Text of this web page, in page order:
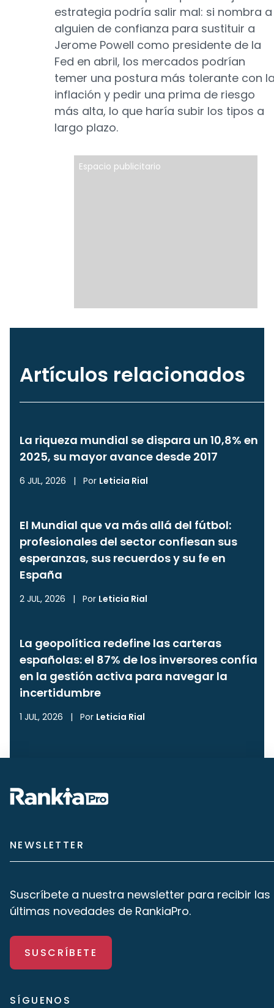
estrategia podría salir mal: si nombra a
alguien de confianza para sustituir a
Jerome Powell como presidente de la
Fed en abril, los mercados podrían
temer una postura más tolerante con
inflación y pedir una prima de riesgo
más alta, lo que haría subir los tipos a
largo plazo.
Espacio publicitario
Artículos relacionados
La riqueza mundial se dispara un 10,8% en
2025, su mayor avance desde 2017
6 JUL, 2026 | Por Leticia Rial
El Mundial que va más allá del fútbol:
profesionales del sector confiesan sus
esperanzas, sus recuerdos y su fe en
España
2 JUL, 2026 | Por Leticia Rial
La geopolítica redefine las carteras
españolas: el 87% de los inversores confía
en la gestión activa para navegar la
incertidumbre
1 JUL, 2026 | Por Leticia Rial
NEWSLETTER
Suscríbete a nuestra newsletter para recibir las
últimas novedades de RankiaPro.
SUSCRÍBETE
SÍGUENOS